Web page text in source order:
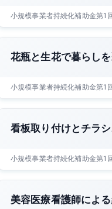
小規模事業者持続化補助金第1
花瓶と生花で暮らし
小規模事業者持続化補助金第1
看板取り付けとチラ
小規模事業者持続化補助金第1
美容医療看護師によ